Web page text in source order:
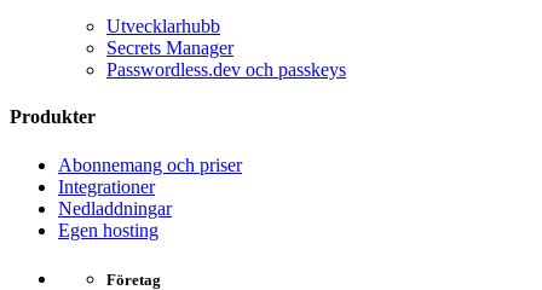
Utvecklarhubb
Secrets Manager
Passwordless.dev och passkeys
Produkter
Abonnemang och priser
Integrationer
Nedladdningar
Egen hosting
Företag